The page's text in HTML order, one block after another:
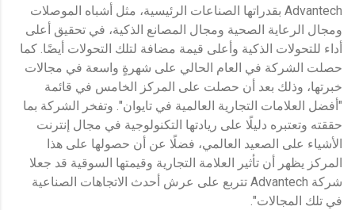
Advantech بقدراتها الصناعات الرئيسية، مثل أشباه الموصلات
ومجال الرعاية الصحية ومجال المصانع الذكية، في تحقيق أعلى
أداء للتحولات الذكية وأعلى قيمة مضافة لتلك التحولات أيضًا. كما
حصلت الشركة في العام الحالي على شهرةٍ واسعة في مجالات
خبرتها، وذلك بعد أن حصلت على المركز الخامس في قائمة
"أفضل العلامات التجارية العالمية في تايوان". وتفخر الشركة بما
حققته وتعتبره دليلًا على ريادتها التكنولوجية في مجال إنترنت
الأشياء على الصعيد العالمي، فضلًا عن أن حصولها على هذا
المركز يظهر أن تأثير العلامة التجارية وقيمتها السوقية قد جعلا
شركة Advantech تتربع على عرش أحدث الاتجاهات الصناعية
في تلك المجالات".